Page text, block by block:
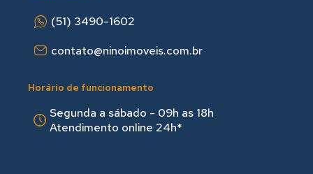
(51) 3490-1602
contato@ninoimoveis.com.br
Horário de funcionamento
Segunda a sábado - 09h as 18hㅤㅤ
Atendimento online 24h*